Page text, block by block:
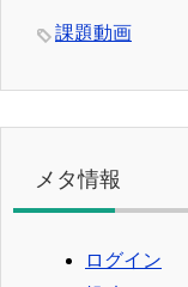
課題動画
メタ情報
ログイン